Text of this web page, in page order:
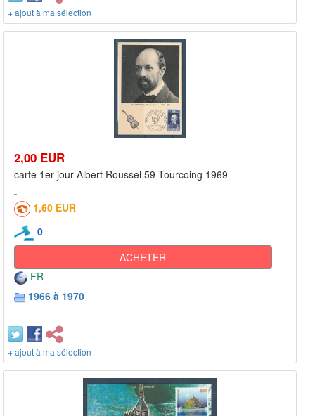
+ ajout à ma sélection
2,00 EUR
carte 1er jour Albert Roussel 59 Tourcoing 1969
1,60 EUR
0
ACHETER
FR
1966 à 1970
+ ajout à ma sélection